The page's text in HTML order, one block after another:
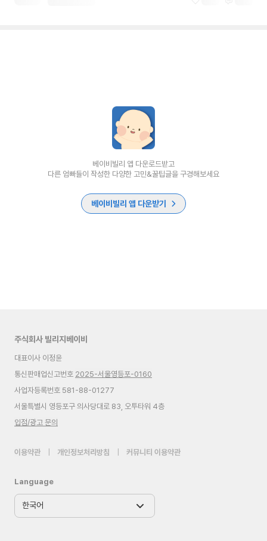
베이비빌리 앱 다운로드받고
다른 엄빠들이 작성한 다양한 고민&꿀팁글을 구경해보세요
베이비빌리 앱 다운받기
주식회사 빌리지베이비
대표이사 이정윤
통신판매업신고번호 2025-서울영등포-0160
사업자등록번호 581-88-01277
서울특별시 영등포구 의사당대로 83, 오투타워 4층
입점/광고 문의
이용약관 개인정보처리방침 커뮤니티 이용약관
Language